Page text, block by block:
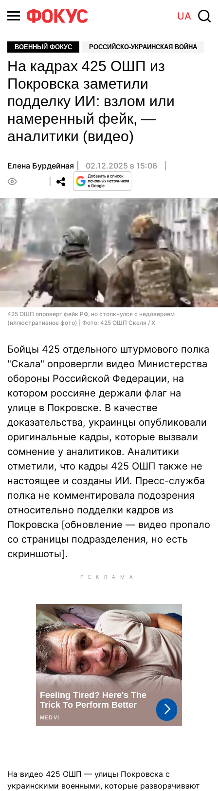
UA
ВОЕННЫЙ ФОКУС РОССИЙСКО-УКРАИНСКАЯ ВОЙНА
На кадрах 425 ОШП из
Покровска заметили
подделку ИИ: взлом или
намеренный фейк, —
аналитики (видео)
Елена Бурдейная
02.12.2025 в 15:06
425 ОШП опроверг фейк РФ, но столкнулся с недоверием
(иллюстративное фото) | Фото: 425 ОШП Скеля / X
Бойцы 425 отдельного штурмового полка
"Скала" опровергли видео Министерства
обороны Российской Федерации, на
котором россияне держали флаг на
улице в Покровске. В качестве
доказательства, украинцы опубликовали
оригинальные кадры, которые вызвали
сомнение у аналитиков. Аналитики
отметили, что кадры 425 ОШП также не
настоящее и созданы ИИ. Пресс-служба
полка не комментировала подозрения
относительно подделки кадров из
Покровска [обновление — видео пропало
со страницы подразделения, но есть
скриншоты].
На видео 425 ОШП — улицы Покровска с
украинскими военными, которые разворачивают